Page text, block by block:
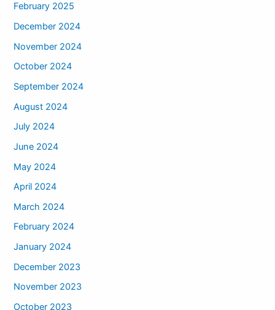
February 2025
December 2024
November 2024
October 2024
September 2024
August 2024
July 2024
June 2024
May 2024
April 2024
March 2024
February 2024
January 2024
December 2023
November 2023
October 2023